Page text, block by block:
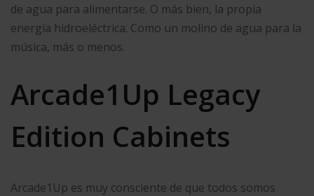
de agua para alimentarse. O más bien, la propia
energía hidroeléctrica. Como un molino de agua para la
música, más o menos.
Arcade1Up Legacy
Edition Cabinets
Arcade1Up es muy consciente de que todos somos